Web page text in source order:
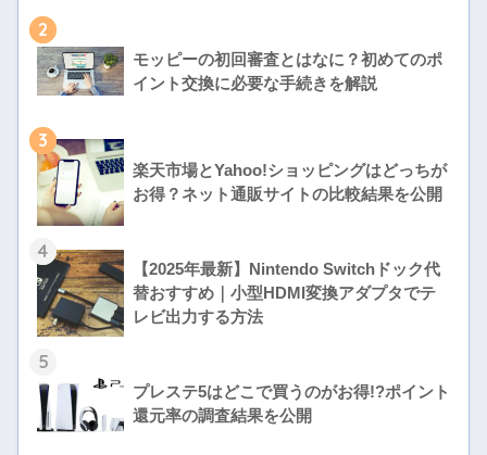
2
モッピーの初回審査とはなに？初めてのポ
イント交換に必要な手続きを解説
3
楽天市場とYahoo!ショッピングはどっちが
お得？ネット通販サイトの比較結果を公開
4
【2025年最新】Nintendo Switchドック代
替おすすめ｜小型HDMI変換アダプタでテ
レビ出力する方法
5
プレステ5はどこで買うのがお得!?ポイント
還元率の調査結果を公開